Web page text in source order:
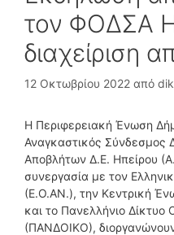
τον ΦΟΔΣΑ
διαχείριση
12 Οκτωβρίου 2022 από
Η Περιφερειακή Ένωση
Αναγκαστικός Σύνδεσμος
Αποβλήτων Δ.Ε. Ηπείρου
συνεργασία με τον
(Ε.Ο.ΑΝ.), την Κεντρική
και το Πανελλήνιο
(ΠΑΝΔΟΙΚΟ),